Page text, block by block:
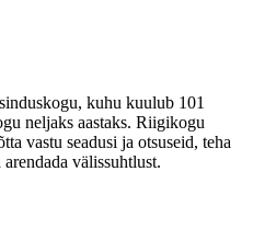
kuhu kuulub 101
neljaks aastaks. Riigikogu
vastu seadusi ja otsuseid, teha
välissuhtlust.